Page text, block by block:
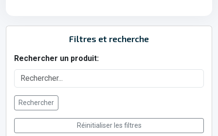
Filtres et recherche
Rechercher un produit:
Rechercher
Réinitialiser les filtres